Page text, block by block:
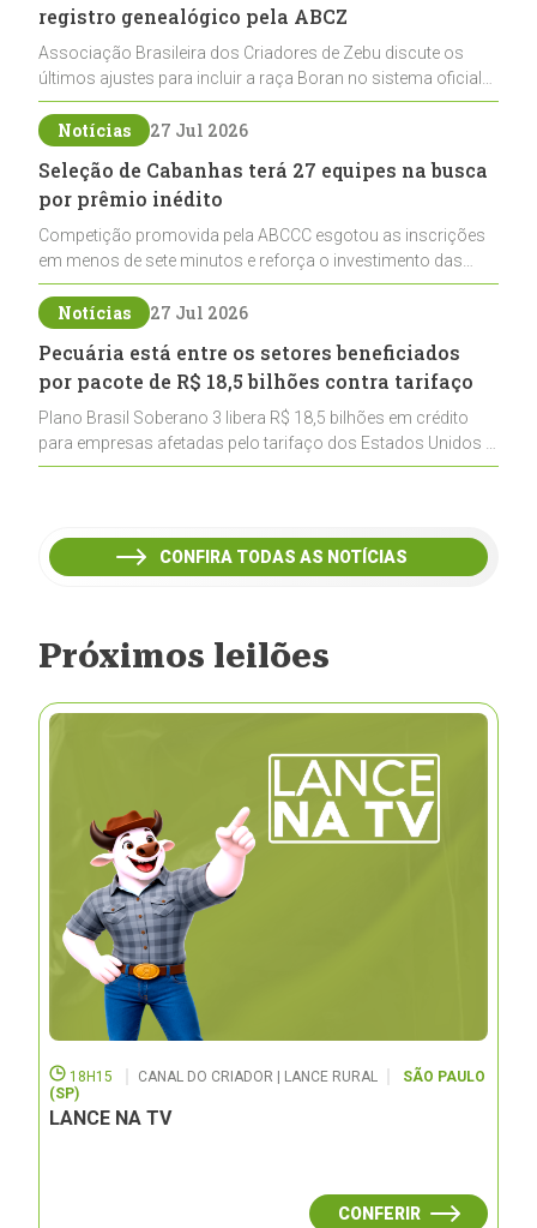
registro genealógico pela ABCZ
Associação Brasileira dos Criadores de Zebu discute os
últimos ajustes para incluir a raça Boran no sistema oficial
de registros, abrindo caminho para sua expansão na
pecuária nacional
Notícias 27 Jul 2026
Seleção de Cabanhas terá 27 equipes na busca
por prêmio inédito
Competição promovida pela ABCCC esgotou as inscrições
em menos de sete minutos e reforça o investimento das
cabanhas na seleção genética de Cavalos Crioulos voltados
ao laço
Notícias 27 Jul 2026
Pecuária está entre os setores beneficiados
por pacote de R$ 18,5 bilhões contra tarifaço
Plano Brasil Soberano 3 libera R$ 18,5 bilhões em crédito
para empresas afetadas pelo tarifaço dos Estados Unidos e
inclui a pecuária entre os setores estratégicos
CONFIRA TODAS AS NOTÍCIAS
Próximos leilões
18H15 CANAL DO CRIADOR | LANCE RURAL
SÃO PAULO
(SP)
LANCE NA TV
CONFERIR